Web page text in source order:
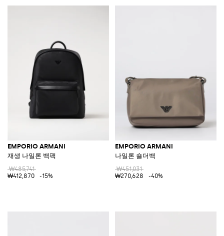
EMPORIO ARMANI
재생 나일론 백팩
₩485,741
₩412,870
-15%
EMPORIO ARMANI
나일론 숄더백
₩451,031
₩270,628
-40%